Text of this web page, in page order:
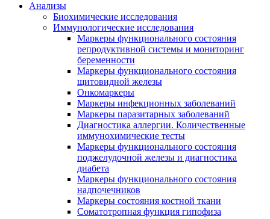
Анализы
Биохимические исследования
Иммунологические исследования
Маркеры функционального состояния
репродуктивной системы и мониторинг
беременности
Маркеры функционального состояния
щитовидной железы
Онкомаркеры
Маркеры инфекционных заболеваний
Маркеры паразитарных заболеваний
Диагностика аллергии. Количественные
иммунохимические тесты
Маркеры функционального состояния
поджелудочной железы и диагностика
диабета
Маркеры функционального состояния
надпочечников
Маркеры состояния костной ткани
Соматотропная функция гипофиза